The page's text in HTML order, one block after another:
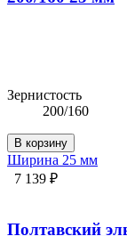
Зернистость
200/160
В корзину
Ширина 25 мм
7 139 ₽
Полтавский